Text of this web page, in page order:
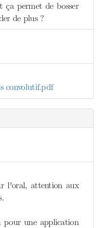
ça permet de bosser
de plus ?
convolutif.pdf
l'oral, attention aux
pour une application